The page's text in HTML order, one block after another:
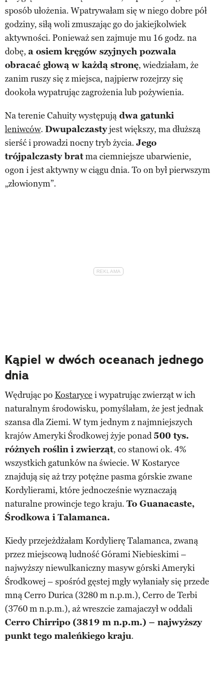
sposób ułożenia. Wpatrywałam się w niego dobre pół
godziny, siłą woli zmuszając go do jakiejkolwiek
aktywności. Ponieważ sen zajmuje mu 16 godz. na
dobę, a osiem kręgów szyjnych pozwala
obracać głową w każdą stronę, wiedziałam, że
zanim ruszy się z miejsca, najpierw rozejrzy się
dookoła wypatrując zagrożenia lub pożywienia.
Na terenie Cahuity występują dwa gatunki
leniwców. Dwupalczastyjest większy, ma dłuższą
sierść i prowadzi nocny tryb życia. Jego
trójpalczasty bratma ciemniejsze ubarwienie,
ogon i jest aktywny w ciągu dnia. To on był pierwszym
„złowionym”.
Kąpiel w dwóch oceanach jednego
dnia
Wędrując po Kostaryce i wypatrując zwierząt w ich
naturalnym środowisku, pomyślałam, że jest jednak
szansa dla Ziemi. W tym jednym z najmniejszych
krajów Ameryki Środkowej żyje ponad 500 tys.
różnych roślin i zwierząt, co stanowi ok. 4%
wszystkich gatunków na świecie. W Kostaryce
znajdują się aż trzy potężne pasma górskie zwane
Kordylierami, które jednocześnie wyznaczają
naturalne prowincje tego kraju. To Guanacaste,
Środkowa i Talamanca.
Kiedy przejeżdżałam Kordylierę Talamanca, zwaną
przez miejscową ludność Górami Niebieskimi –
najwyższy niewulkaniczny masyw górski Ameryki
Środkowej – spośród gęstej mgły wyłaniały się przede
mną Cerro Durica (3280 m n.p.m.), Cerro de Terbi
(3760 m n.p.m.), aż wreszcie zamajaczył w oddali
Cerro Chirripo (3819 m n.p.m.) – najwyższy
punkt tego maleńkiego kraju.